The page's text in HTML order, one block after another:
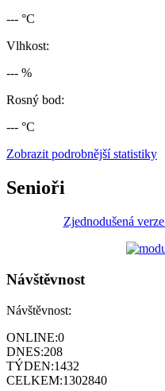
--- °C
Vlhkost:
--- %
Rosný bod:
--- °C
Zobrazit podrobnější statistiky
Senioři
Zjednodušená
Návštěvnost
Návštěvnost:
ONLINE:0
DNES:208
TÝDEN:1432
CELKEM:1302840